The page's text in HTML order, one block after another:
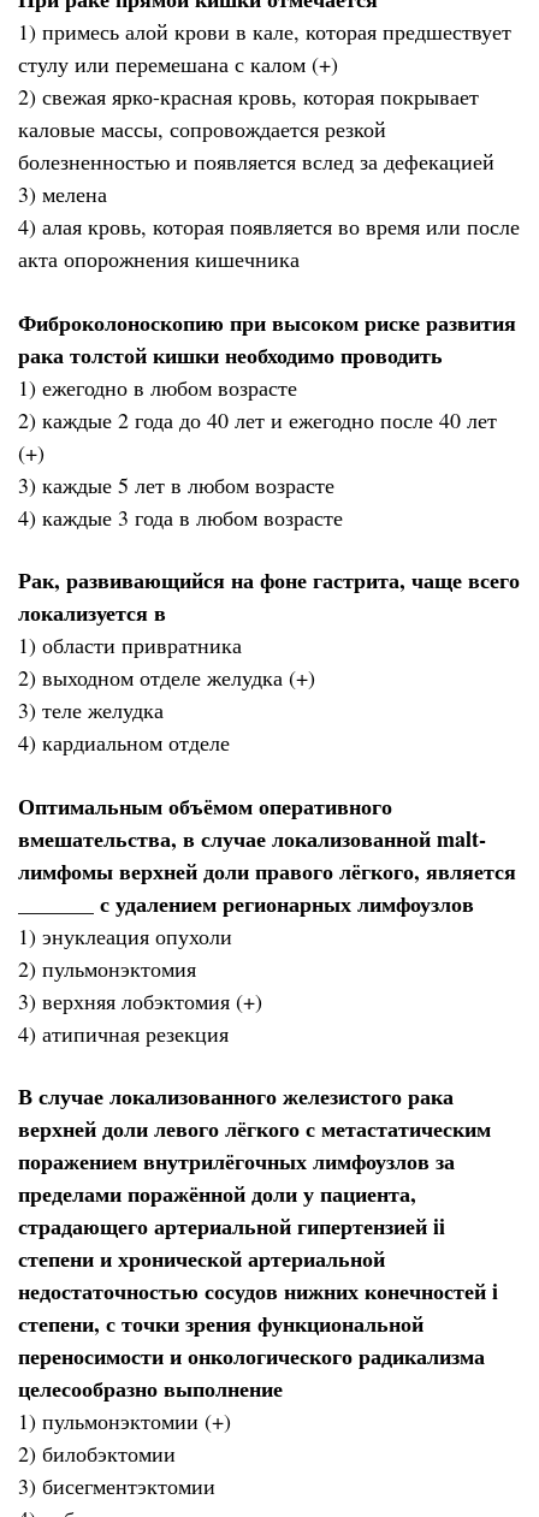
1) примесь алой крови в кале, которая предшествует
стулу или перемешана с калом (+)
2) свежая ярко-красная кровь, которая покрывает
каловые массы, сопровождается резкой
болезненностью и появляется вслед за дефекацией
3) мелена
4) алая кровь, которая появляется во время или после
акта опорожнения кишечника
Фиброколоноскопию при высоком риске развития
рака толстой кишки необходимо проводить
1) ежегодно в любом возрасте
2) каждые 2 года до 40 лет и ежегодно после 40 лет
(+)
3) каждые 5 лет в любом возрасте
4) каждые 3 года в любом возрасте
Рак, развивающийся на фоне гастрита, чаще всего
локализуется в
1) области привратника
2) выходном отделе желудка (+)
3) теле желудка
4) кардиальном отделе
Оптимальным объёмом оперативного
вмешательства, в случае локализованной malt-
лимфомы верхней доли правого лёгкого, является
_______ с удалением регионарных лимфоузлов
1) энуклеация опухоли
2) пульмонэктомия
3) верхняя лобэктомия (+)
4) атипичная резекция
В случае локализованного железистого рака
верхней доли левого лёгкого с метастатическим
поражением внутрилёгочных лимфоузлов за
пределами поражённой доли у пациента,
страдающего артериальной гипертензией ii
степени и хронической артериальной
недостаточностью сосудов нижних конечностей i
степени, с точки зрения функциональной
переносимости и онкологического радикализма
целесообразно выполнение
1) пульмонэктомии (+)
2) билобэктомии
3) бисегментэктомии